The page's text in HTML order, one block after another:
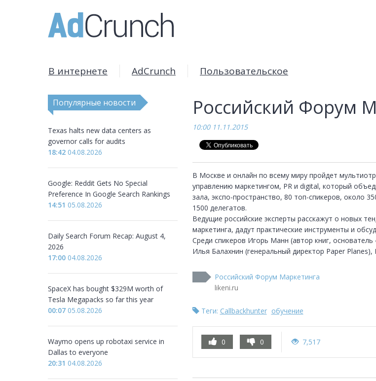
В интернете AdCrunch Пользовательское
Популярные новости
Texas halts new data centers as
governor calls for audits
18:42 04.08.2026
Google: Reddit Gets No Special
Preference In Google Search Rankings
14:51 05.08.2026
Daily Search Forum Recap: August 4,
2026
17:00 04.08.2026
SpaceX has bought $329M worth of
Tesla Megapacks so far this year
00:07 05.08.2026
Waymo opens up robotaxi service in
Dallas to everyone
20:31 04.08.2026
Российский Форум
10:00 11.11.2015
В Москве и онлайн по всему миру пройдет
управлению маркетингом, PR и digital, который
зала, экспо-пространство, 80 топ-спикеров, около
1500 делегатов.
Ведущие российские эксперты расскажут о новых
маркетинга, дадут практические инструменты и
Среди спикеров Игорь Манн (автор книг,
Илья Балахнин (генеральный директор Paper Planes),
Российский Форум Маркетинга
likeni.ru
Теги: Callbackhunter обучение
0 0 7,517